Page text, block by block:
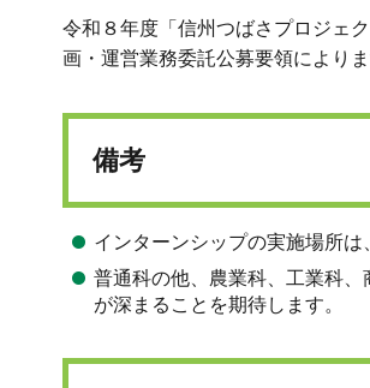
令和８年度「信州つばさプロジェ
画・運営業務委託公募要領によりま
備考
インターンシップの実施場所は
普通科の他、農業科、工業科
が深まることを期待します。